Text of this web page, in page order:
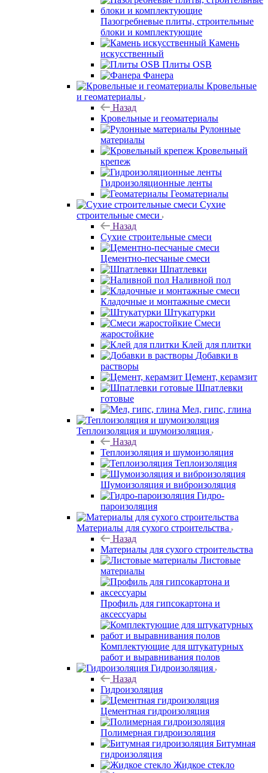
Пазогребневые плиты, строительные
блоки и комплектующие
Камень
искусственный
Плиты OSB
Фанера
Кровельные
и геоматериалы
Назад
Кровельные и геоматериалы
Рулонные
материалы
Кровельный
крепеж
Гидроизоляционные ленты
Геоматериалы
Сухие
строительные смеси
Назад
Сухие строительные смеси
Цементно-песчаные смеси
Шпатлевки
Наливной пол
Кладочные и монтажные смеси
Штукатурки
Смеси
жаростойкие
Клей для плитки
Добавки в
растворы
Цемент, керамзит
Шпатлевки
готовые
Мел, гипс, глина
Теплоизоляция и шумоизоляция
Назад
Теплоизоляция и шумоизоляция
Теплоизоляция
Шумоизоляция и виброизоляция
Гидро-
пароизоляция
Материалы для сухого строительства
Назад
Материалы для сухого строительства
Листовые
материалы
Профиль для гипсокартона и
аксессуары
Комплектующие для штукатурных
работ и выравнивания полов
Гидроизоляция
Назад
Гидроизоляция
Цементная гидроизоляция
Полимерная гидроизоляция
Битумная
гидроизоляция
Жидкое стекло